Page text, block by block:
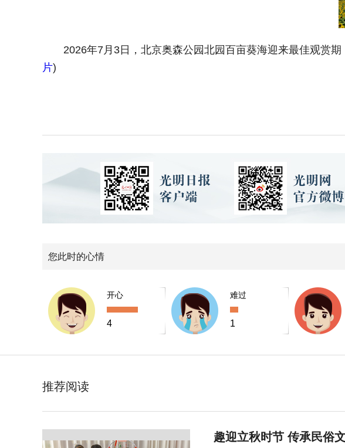
2026年7月3日，北京奥森公园北园百亩葵海迎来最佳观赏期
片)
您此时的心情
开心
4
难过
1
推荐阅读
趣迎立秋时节 传承民俗